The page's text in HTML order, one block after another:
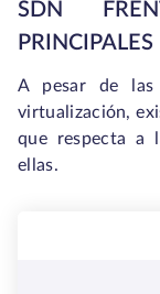
SDN
PRINCIPALES
A pesar de las
virtualización,
que respecta a
ellas.